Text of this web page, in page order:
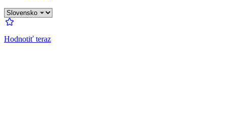
Hodnotiť teraz